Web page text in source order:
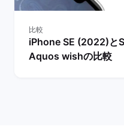
比較
iPhone SE (2022)と
Aquos wishの比較